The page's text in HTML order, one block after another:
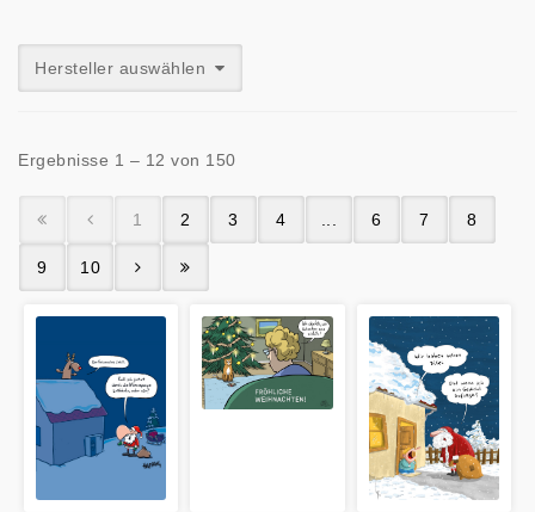
Hersteller auswählen
Ergebnisse 1 – 12 von 150
1 2 3 4 6 7 8
9 10